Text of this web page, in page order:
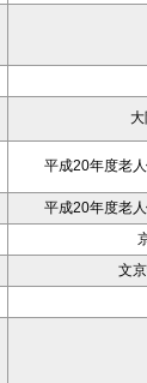
平成20年度老
平成20年度老
文